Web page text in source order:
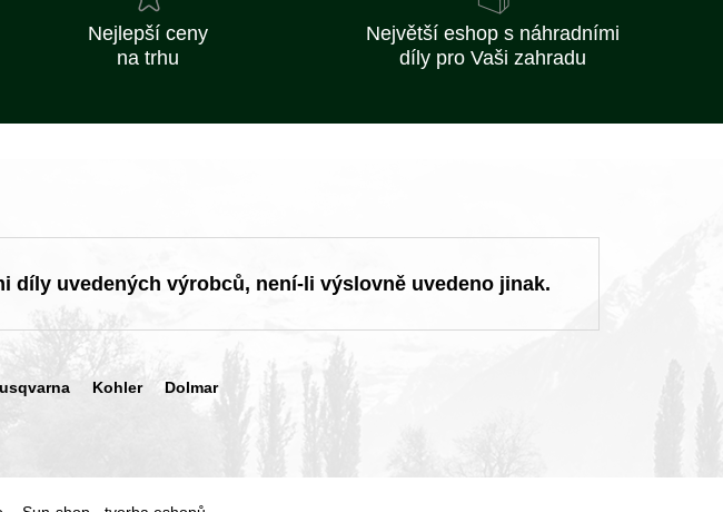
Nejlepší ceny
na trhu
Největší eshop s náhradními
díly pro Vaši zahradu
uvedených výrobců, není-li výslovně uvedeno jinak.
Kohler Dolmar